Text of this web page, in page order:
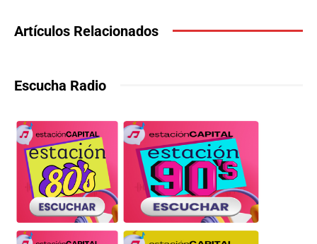
Artículos Relacionados
Escucha Radio